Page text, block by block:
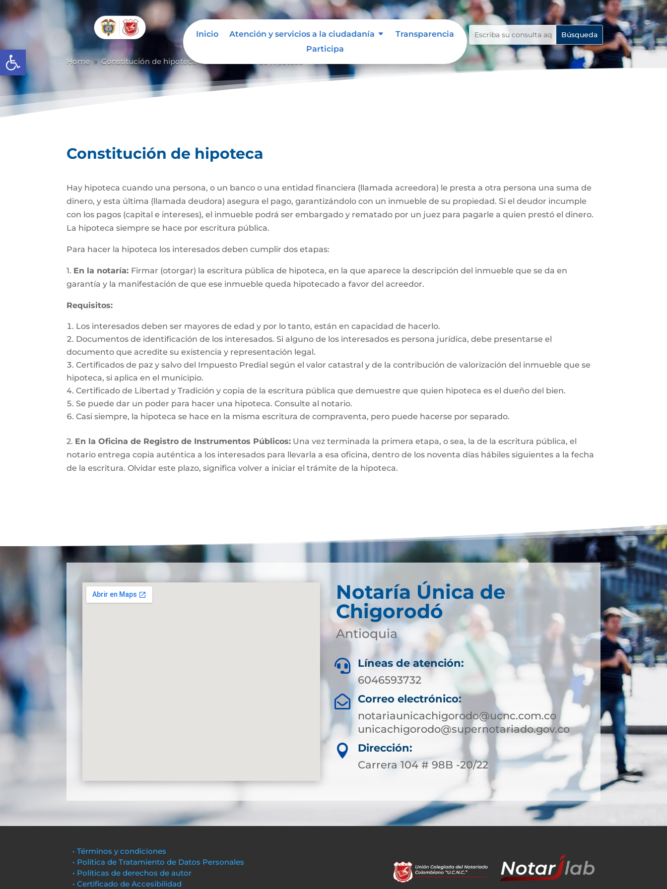
Abrir barra de herramientas
Inicio Atención y servicios a la ciudadanía
Transparencia
Participa
Home 9 Constitución de hipoteca 9
Constitución de hipoteca
Hay hipoteca cuando una persona, o un banco o una entidad financiera (llamada acreedora) le presta a otra persona una suma de
dinero, y esta última (llamada deudora) asegura el pago, garantizándolo con un inmueble de su propiedad. Si el deudor incumple
con los pagos (capital e intereses), el inmueble podrá ser embargado y rematado por un juez para pagarle a quien prestó el dinero.
La hipoteca siempre se hace por escritura pública.
Para hacer la hipoteca los interesados deben cumplir dos etapas:
1. En la notaría: Firmar (otorgar) la escritura pública de hipoteca, en la que aparece la descripción del inmueble que se da en
garantía y la manifestación de que ese inmueble queda hipotecado a favor del acreedor.
Requisitos:
Los interesados deben ser mayores de edad y por lo tanto, están en capacidad de hacerlo.
Documentos de identificación de los interesados. Si alguno de los interesados es persona jurídica, debe presentarse el
documento que acredite su existencia y representación legal.
Certificados de paz y salvo del Impuesto Predial según el valor catastral y de la contribución de valorización del inmueble que se
hipoteca, si aplica en el municipio.
Certificado de Libertad y Tradición y copia de la escritura pública que demuestre que quien hipoteca es el dueño del bien.
Se puede dar un poder para hacer una hipoteca. Consulte al notario.
Casi siempre, la hipoteca se hace en la misma escritura de compraventa, pero puede hacerse por separado.
2. En la Oficina de Registro de Instrumentos Públicos: Una vez terminada la primera etapa, o sea, la de la escritura pública, el
notario entrega copia auténtica a los interesados para llevarla a esa oficina, dentro de los noventa días hábiles siguientes a la fecha
de la escritura. Olvidar este plazo, significa volver a iniciar el trámite de la hipoteca.
Notaría Única de
Chigorodó
Antioquia

Líneas de atención:
6046593732

Correo electrónico:
notariaunicachigorodo@ucnc.com.co
unicachigorodo@supernotariado.gov.co

Dirección:
Carrera 104 # 98B -20/22
• Términos y condiciones
• Política de Tratamiento de Datos Personales
• Políticas de derechos de autor
• Certificado de Accesibilidad